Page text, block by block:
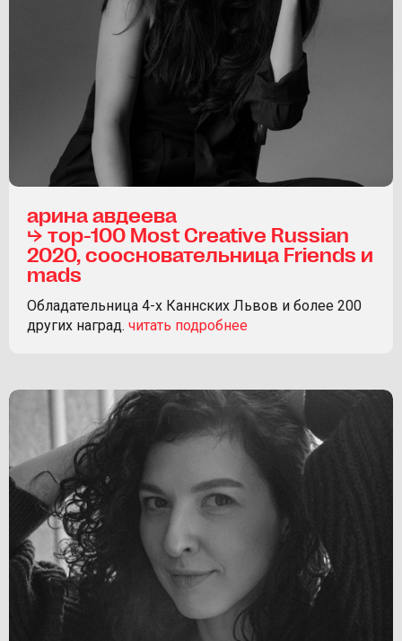
арина авдеева
⮡ тop-100 Most Creative Russian
2020, соосновательница Friends и
mads
Обладательница 4-х Каннских Львов и более 200
других наград.